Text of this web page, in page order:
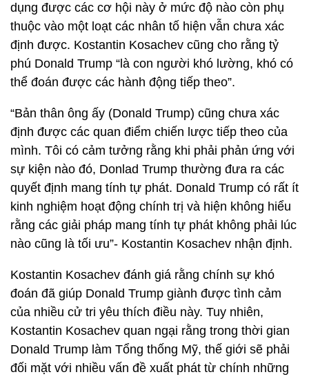
dụng được các cơ hội này ở mức độ nào còn phụ
thuộc vào một loạt các nhân tố hiện vẫn chưa xác
định được. Kostantin Kosachev cũng cho rằng tỷ
phú Donald Trump “là con người khó lường, khó có
thể đoán được các hành động tiếp theo”.
“Bản thân ông ấy (Donald Trump) cũng chưa xác
định được các quan điểm chiến lược tiếp theo của
mình. Tôi có cảm tưởng rằng khi phải phản ứng với
sự kiện nào đó, Donlad Trump thường đưa ra các
quyết định mang tính tự phát. Donald Trump có rất ít
kinh nghiệm hoạt động chính trị và hiện không hiểu
rằng các giải pháp mang tính tự phát không phải lúc
nào cũng là tối ưu”- Kostantin Kosachev nhận định.
Kostantin Kosachev đánh giá rằng chính sự khó
đoán đã giúp Donald Trump giành được tình cảm
của nhiều cử tri yêu thích điều này. Tuy nhiên,
Kostantin Kosachev quan ngại rằng trong thời gian
Donald Trump làm Tổng thống Mỹ, thế giới sẽ phải
đối mặt với nhiều vấn đề xuất phát từ chính những